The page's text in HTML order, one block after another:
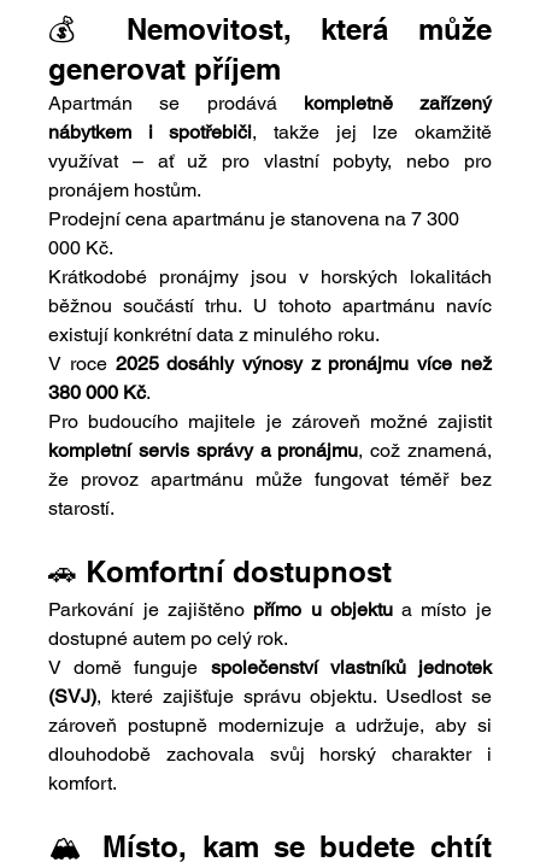
💰 Nemovitost, která může
generovat příjem
Apartmán se prodává kompletně zařízený
nábytkem i spotřebiči, takže jej lze okamžitě
využívat – ať už pro vlastní pobyty, nebo pro
pronájem hostům.
Prodejní cena apartmánu je stanovena na 7 300
000 Kč.
Krátkodobé pronájmy jsou v horských lokalitách
běžnou součástí trhu. U tohoto apartmánu navíc
existují konkrétní data z minulého roku.
V roce 2025 dosáhly výnosy z pronájmu více než
380 000 Kč.
Pro budoucího majitele je zároveň možné zajistit
kompletní servis správy a pronájmu, což znamená,
že provoz apartmánu může fungovat téměř bez
starostí.
🚗 Komfortní dostupnost
Parkování je zajištěno přímo u objektu a místo je
dostupné autem po celý rok.
V domě funguje společenství vlastníků jednotek
(SVJ), které zajišťuje správu objektu. Usedlost se
zároveň postupně modernizuje a udržuje, aby si
dlouhodobě zachovala svůj horský charakter i
komfort.
🏔️ Místo, kam se budete chtít